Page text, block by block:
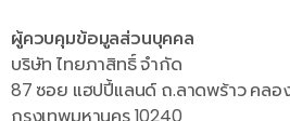
ผู้ควบคุมข้อมูลส่วนบุคคล
บริษัท ไทยภาสิทธิ์ จำกัด
87 ซอย แฮปปี้แลนด์ ถ.ลาดพร้าว คลอ